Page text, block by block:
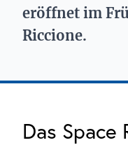
eröffnet im
Riccione.
Das Space